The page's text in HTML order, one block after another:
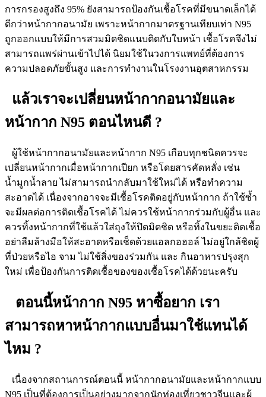
การกรองสูงถึง 95% ยังสามารถป้องกันเชื้อโรคที่มีขนาดเล็กได้
ดีกว่าหน้ากากอนามัย เพราะหน้ากากมาตรฐานเทียบเท่า N95
ถูกออกแบบให้มีการสวมมิดชิดแนบติดกับใบหน้า เชื้อโรคจึงไม่
สามารถเเพร่ผ่านเข้าไปได้ นิยมใช้ในวงการแพทย์ที่ต้องการ
ความปลอดภัยขั้นสูง และการทำงานในโรงงานอุตสาหกรรม
แล้วเราจะเปลี่ยนหน้ากากอนามัยและ
หน้ากาก N95 ตอนไหนดี ?
ผู้ใช้หน้ากากอนามัยและหน้ากาก N95 เกือบทุกชนิดควรจะ
เปลี่ยนหน้ากากเมื่อหน้ากากเปียก หรือโดยสารคัดหลั่ง เช่น
น้ำมูกน้ำลาย ไม่สามารถนำกลับมาใช้ใหม่ได้ หรือทำความ
สะอาดได้ เนื่องจากอาจจะมีเชื้อโรคติดอยู่กับหน้ากาก ถ้าใช้ซ้ำ
จะมีผลต่อการติดเชื้อโรคได้ ไม่ควรใช้หน้ากากร่วมกับผู้อื่น และ
ควรทิ้งหน้ากากที่ใช้แล้วใส่ถุงให้ปิดมิดชิด หรือทิ้งในขยะติดเชื้อ
อย่าลืมล้างมือให้สะอาดหรือเช็ดด้วยแอลกอฮอล์ ไม่อยู่ใกล้ชิดผู้
ที่ป่วยหรือไอ จาม ไม่ใช้สิ่งของร่วมกัน และ กินอาหารปรุงสุก
ใหม่ เพื่อป้องกันการติดเชื้อของของเชื้อโรคได้ด้วยนะครับ
ตอนนี้หน้ากาก N95 หาซื้อยาก เรา
สามารถหาหน้ากากแบบอื่นมาใช้แทนได้
ไหม ?
เนื่องจากสถานการณ์ตอนนี้ หน้ากากอนามัยและหน้ากากแบบ
N95 เป็นที่ต้องการเป็นอย่างมากจากนักท่องเที่ยวชาวจีนและผู้